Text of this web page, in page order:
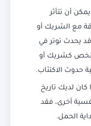
يمكن أن تتأثر
مع الشريك أو
قد يحدث توتر في
كشريك أو
حدوث الاكتئاب.
كان لديك تاريخ
أخرى، فقد
الحمل.